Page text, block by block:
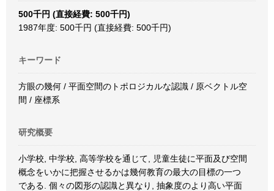
500千円 (直接経費: 500千円)
1987年度: 500千円 (直接経費: 500千円)
キーワード
方眼の幾何 / 平面空間のトポロジカルな認識 / 原ベクトル空
間 / 座標系
研究概要
小学校, 中学校, 高等学校を通じて, 児童生徒に平面及び空間
概念をいかに把握させるかは幾何教育の最大の目標の一つ
である. 個々の図形の認識と異なり, 抽象度のより高い平面